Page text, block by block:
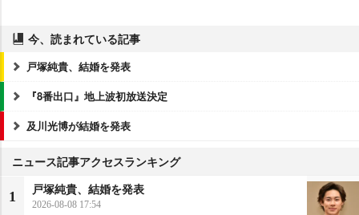
今、読まれている記事
戸塚純貴、結婚を発表
『8番出口』地上波初放送決定
及川光博が結婚を発表
ニュース記事アクセスランキング
1
戸塚純貴、結婚を発表
2026-08-08 17:54